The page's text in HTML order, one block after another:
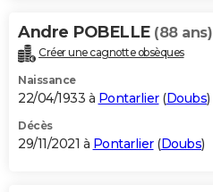
Andre POBELLE (88 ans)
Créer une cagnotte obsèques
Naissance
22/04/1933 à Pontarlier(Doubs)
Décès
29/11/2021 à Pontarlier(Doubs)